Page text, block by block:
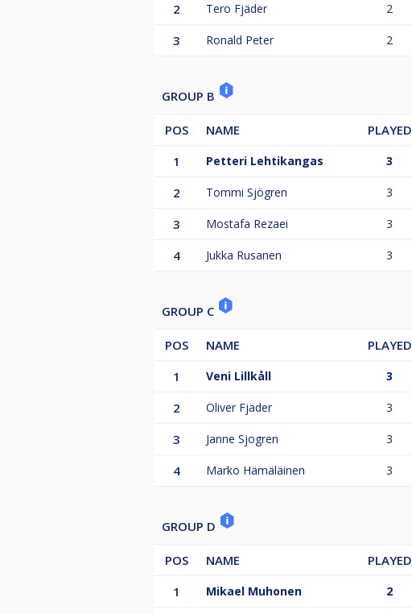
2 Tero Fjäder 2
3 Ronald Peter 2
GROUP B
POS NAME PLAYED
1
Petteri Lehtikangas 3
2 Tommi Sjögren 3
3 Mostafa Rezaei 3
4 Jukka Rusanen 3
GROUP C
POS NAME PLAYED
1
Veni Lillkåll 3
2 Oliver Fjäder 3
3 Janne Sjogren 3
4 Marko Hämäläinen 3
GROUP D
POS NAME PLAYED
1
Mikael Muhonen 2